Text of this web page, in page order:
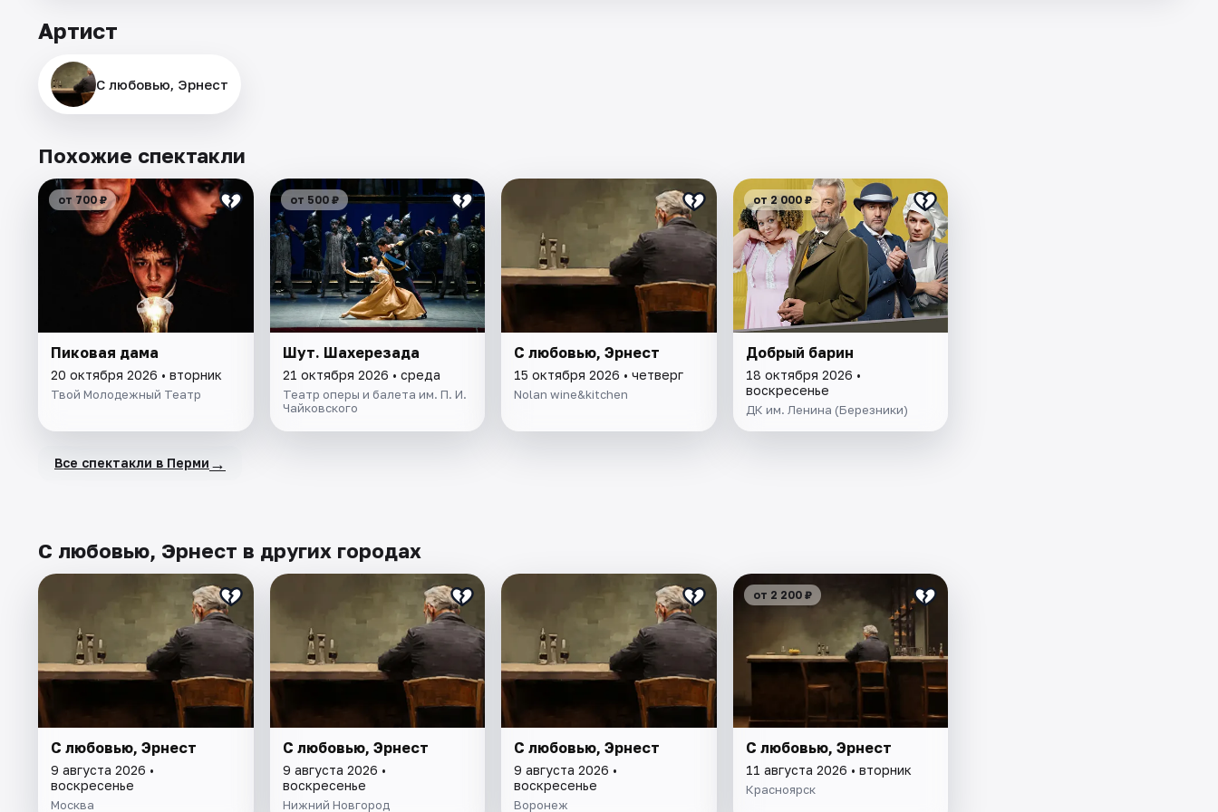
Артист
С любовью, Эрнест
Похожие спектакли
от 700 ₽
Пиковая дама
20 октября 2026 • вторник
Твой Молодежный Театр
от 500 ₽
Шут. Шахерезада
21 октября 2026 • среда
Театр оперы и балета им. П. И.
Чайковского
С любовью, Эрнест
15 октября 2026 • четверг
Nolan wine&kitchen
от 2 000 ₽
Добрый барин
18 октября 2026 •
воскресенье
ДК им. Ленина (Березники)
Все спектакли в Перми →
С любовью, Эрнест в других городах
С любовью, Эрнест
9 августа 2026 •
воскресенье
Москва
С любовью, Эрнест
9 августа 2026 •
воскресенье
Нижний Новгород
С любовью, Эрнест
9 августа 2026 •
воскресенье
Воронеж
от 2 200 ₽
С любовью, Эрнест
11 августа 2026 • вторник
Красноярск